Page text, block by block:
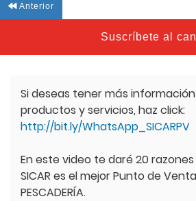
Anterior
Suscríbete al
Si deseas tener más
productos y servicios, haz click:
http://bit.ly/WhatsApp_SICARPV
En este video te daré 20
SICAR es el mejor Punto de
PESCADERÍA.